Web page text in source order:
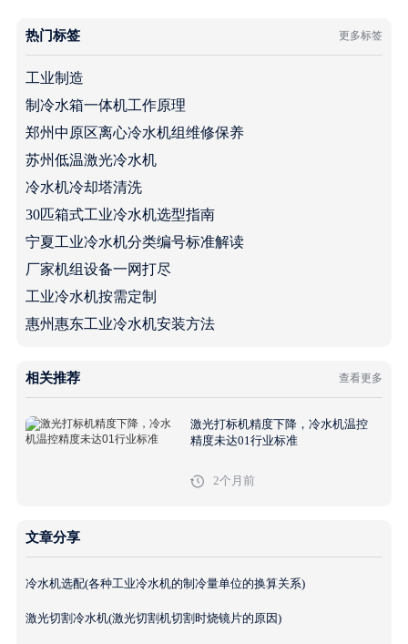
热门标签 更多标签
工业制造
制冷水箱一体机工作原理
郑州中原区离心冷水机组维修保养
苏州低温激光冷水机
冷水机冷却塔清洗
30匹箱式工业冷水机选型指南
宁夏工业冷水机分类编号标准解读
厂家机组设备一网打尽
工业冷水机按需定制
惠州惠东工业冷水机安装方法
相关推荐 查看更多
激光打标机精度下降，冷水机温控
精度未达01行业标准
2个月前
文章分享
冷水机选配(各种工业冷水机的制冷量单位的换算关系)
激光切割冷水机(激光切割机切割时烧镜片的原因)